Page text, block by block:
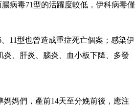
病毒71型的活躍度較低，伊科病毒僅
11型也曾造成重症死亡個案；感染伊
、肝炎、腦炎、血小板下降、多發
媽們，產前14天至分娩前後，應注